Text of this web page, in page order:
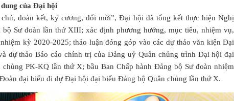
của Đại hội
đoàn kết, kỷ cương, đổi mới”, Đại hội đã tổng kết thực hiện Nghị
Sư đoàn lần thứ XIII; xác định phương hướng, mục tiêu, nhiệm vụ,
kỳ 2020-2025; thảo luận đóng góp vào các dự thảo văn kiện Đại
dự thảo Báo cáo chính trị của Đảng uỷ Quân chủng trình Đại hội đại
PK-KQ lần thứ X; bầu Ban Chấp hành Đảng bộ Sư đoàn nhiệm
đại biểu đi dự Đại hội đại biểu Đảng bộ Quân chủng lần thứ X.